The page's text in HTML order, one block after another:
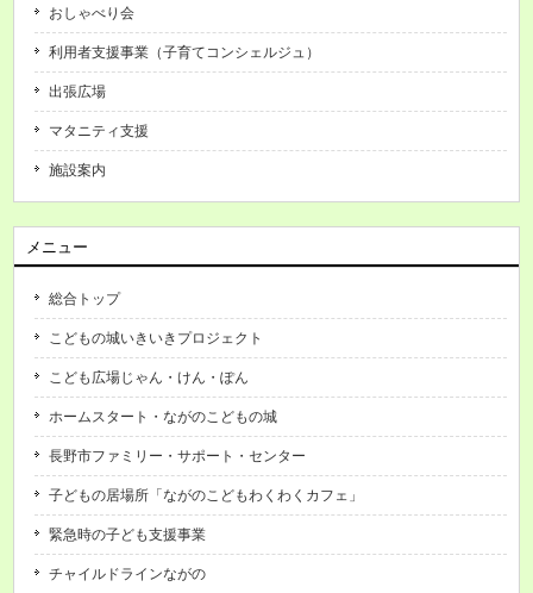
おしゃべり会
利用者支援事業（子育てコンシェルジュ）
出張広場
マタニティ支援
施設案内
メニュー
総合トップ
こどもの城いきいきプロジェクト
こども広場じゃん・けん・ぽん
ホームスタート・ながのこどもの城
長野市ファミリー・サポート・センター
子どもの居場所「ながのこどもわくわくカフェ」
緊急時の子ども支援事業
チャイルドラインながの